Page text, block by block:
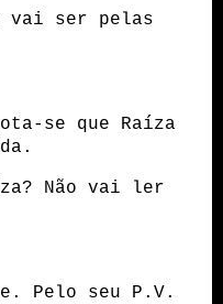
vai ser pelas
se que Raíza
Não vai ler
Pelo seu P.V.